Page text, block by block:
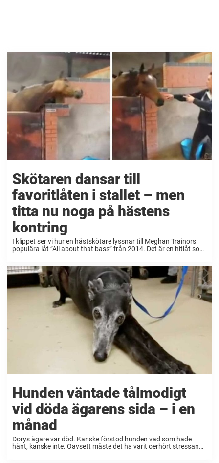
Skötaren dansar till
favoritlåten i stallet – men
titta nu noga på hästens
kontring
I klippet ser vi hur en hästskötare lyssnar till Meghan Trainors
populära låt ”All about that bass” från 2014. Det är en hitlåt som
Hunden väntade tålmodigt
vid döda ägarens sida – i en
månad
Dorys ägare var död. Kanske förstod hunden vad som hade
hänt, kanske inte. Oavsett måste det ha varit oerhört stressande